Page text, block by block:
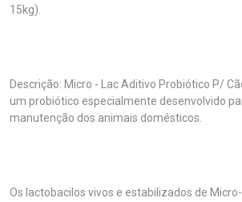
15kg).
Descrição: Micro - Lac Aditivo Probiótico P/
um probiótico especialmente desenvolvido
manutenção dos animais domésticos.
Os lactobacilos vivos e estabilizados de